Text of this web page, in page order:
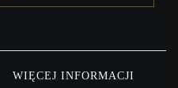
WIĘCEJ INFORMACJI